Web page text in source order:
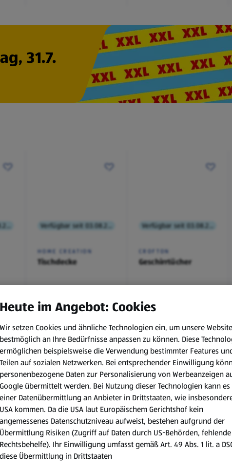
31.7.
HOME CREATION
Tischdecke
€ 2,99¹
CROFTON
Geschirrtücher
€ 3,49
3.8.
Heute im Angebot: Cookies
Wir setzen Cookies und ähnliche Technologien ein, um unsere Website
bestmöglich an Ihre Bedürfnisse anpassen zu können. Diese
ermöglichen beispielsweise die Verwendung bestimmter Features
Teilen auf sozialen Netzwerken. Bei entsprechender Einwilligung
personenbezogene Daten zur Personalisierung von Werbeanzeigen
Google übermittelt werden. Bei Nutzung dieser Technologien kann es
einer Datenübermittlung an Anbieter in Drittstaaten, wie
USA kommen. Da die USA laut Europäischem Gerichtshof kein
angemessenes Datenschutzniveau aufweist, bestehen aufgrund der
Übermittlung Risiken (Zugriff auf Daten durch US-Behörden, fehlende
Rechtsbehelfe). Ihr Einwilligung umfasst gemäß Art. 49 Abs. 1 lit. a
diese Übermittlung in Drittstaaten